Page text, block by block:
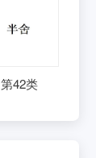
第42类